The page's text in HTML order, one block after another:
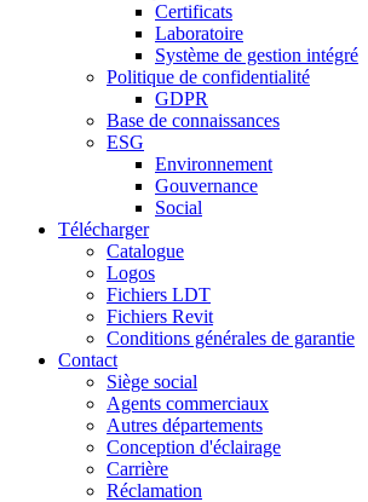
Certificats
Laboratoire
Système de gestion intégré
Politique de confidentialité
GDPR
Base de connaissances
ESG
Environnement
Gouvernance
Social
Télécharger
Catalogue
Logos
Fichiers LDT
Fichiers Revit
Conditions générales de garantie
Contact
Siège social
Agents commerciaux
Autres départements
Conception d'éclairage
Carrière
Réclamation